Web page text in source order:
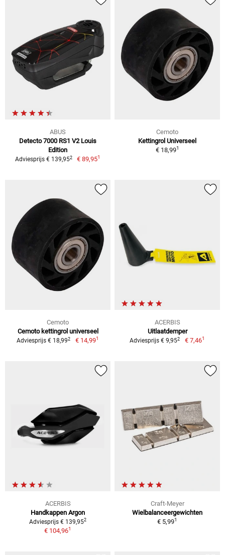
ABUS
Detecto 7000 RS1 V2 Louis
Edition
Adviesprijs € 139,952 € 89,951
Cemoto
Kettingrol Universeel
€ 18,991
Cemoto
Cemoto kettingrol universeel
Adviesprijs € 18,992 € 14,991
ACERBIS
Uitlaatdemper
Adviesprijs € 9,952 € 7,461
ACERBIS
Handkappen Argon
Adviesprijs € 139,952
€ 104,961
Craft-Meyer
Wielbalanceergewichten
€ 5,991